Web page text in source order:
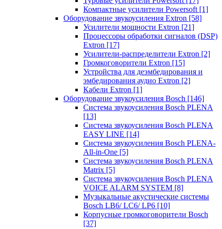
Компактные усилители Powersoft [1]
Оборудование звукоусиления Extron [58]
Усилители мощности Extron [21]
Процессоры обработки сигналов (DSP)
Extron [17]
Усилители-распределители Extron [2]
Громкоговорители Extron [15]
Устройства для деэмбедирования и
эмбедирования аудио Extron [2]
Кабели Extron [1]
Оборудование звукоусиления Bosch [146]
Система звукоусиления Bosch PLENA
[13]
Система звукоусиления Bosch PLENA
EASY LINE [14]
Система звукоусиления Bosch PLENA-
All-in-One [5]
Система звукоусиления Bosch PLENA
Matrix [5]
Система звукоусиления Bosch PLENA
VOICE ALARM SYSTEM [8]
Музыкальные акустические системы
Bosch LB6/ LC6/ LP6 [10]
Корпусные громкоговорители Bosch
[37]